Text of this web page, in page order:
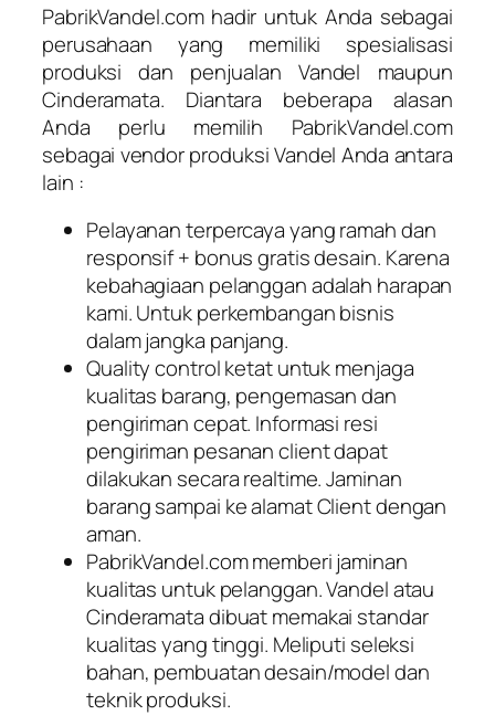
PabrikVandel.com hadir untuk Anda sebagai
perusahaan yang memiliki spesialisasi
produksi dan penjualan Vandel maupun
Cinderamata. Diantara beberapa alasan
Anda perlu memilih PabrikVandel.com
sebagai vendor produksi Vandel Anda antara
lain :
Pelayanan terpercaya yang ramah dan
responsif + bonus gratis desain. Karena
kebahagiaan pelanggan adalah harapan
kami. Untuk perkembangan bisnis
dalam jangka panjang.
Quality control ketat untuk menjaga
kualitas barang, pengemasan dan
pengiriman cepat. Informasi resi
pengiriman pesanan client dapat
dilakukan secara realtime. Jaminan
barang sampai ke alamat Client dengan
aman.
PabrikVandel.com memberi jaminan
kualitas untuk pelanggan. Vandel atau
Cinderamata dibuat memakai standar
kualitas yang tinggi. Meliputi seleksi
bahan, pembuatan desain/model dan
teknik produksi.